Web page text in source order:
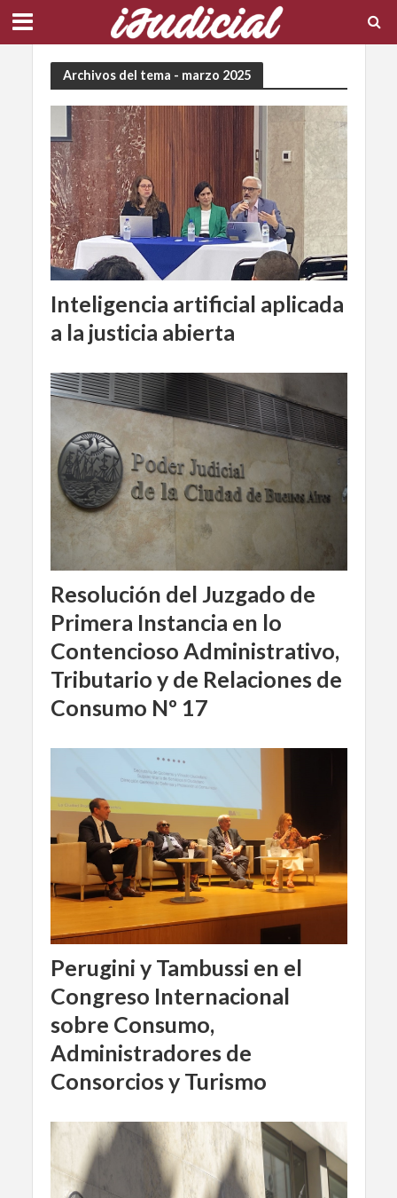
Archivos del tema - marzo 2025
Inteligencia artificial aplicada
a la justicia abierta
Resolución del Juzgado de
Primera Instancia en lo
Contencioso Administrativo,
Tributario y de Relaciones de
Consumo Nº 17
Perugini y Tambussi en el
Congreso Internacional
sobre Consumo,
Administradores de
Consorcios y Turismo